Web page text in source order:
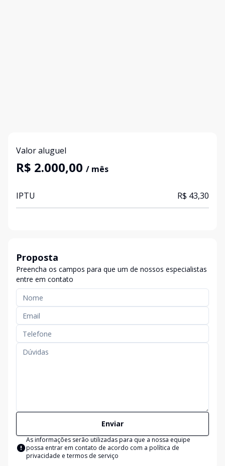
Valor aluguel
R$ 2.000,00 / mês
IPTU R$ 43,30
Proposta
Preencha os campos para que um de nossos especialistas
entre em contato
Enviar
As informações serão utilizadas para que a nossa equipe
possa entrar em contato de acordo com a política de
privacidade e termos de serviço